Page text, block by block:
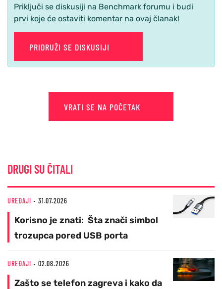
Priključi se diskusiji na Benchmark forumu i budi
prvi koje će ostaviti komentar na ovaj članak!
PRIDRUŽI SE DISKUSIJI
VRATI SE NA POČETAK
DRUGI SU ČITALI
UREĐAJI 31.07.2026
Korisno je znati: Šta znači simbol
trozupca pored USB porta
UREĐAJI 02.08.2026
Zašto se telefon zagreva i kako da